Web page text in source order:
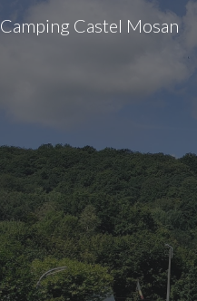
Camping Castel Mosan